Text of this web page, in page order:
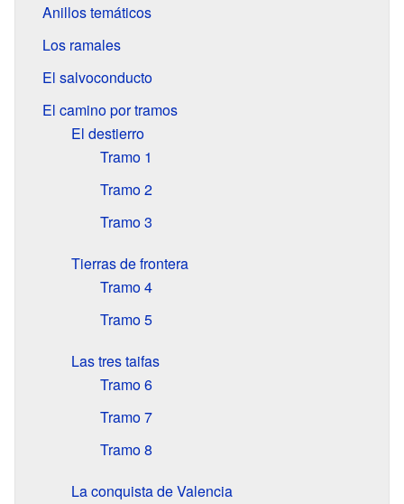
Anillos temáticos
Los ramales
El salvoconducto
El camino por tramos
El destierro
Tramo 1
Tramo 2
Tramo 3
Tierras de frontera
Tramo 4
Tramo 5
Las tres taifas
Tramo 6
Tramo 7
Tramo 8
La conquista de Valencia